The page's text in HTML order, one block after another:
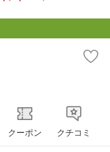
クーポン クチコミ